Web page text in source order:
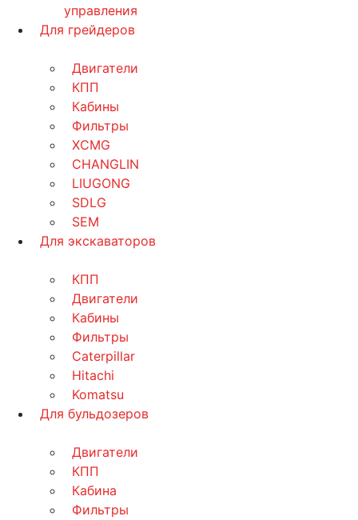
управления
Для грейдеров
Двигатели
КПП
Кабины
Фильтры
XCMG
CHANGLIN
LIUGONG
SDLG
SEM
Для экскаваторов
КПП
Двигатели
Кабины
Фильтры
Caterpillar
Hitachi
Komatsu
Для бульдозеров
Двигатели
КПП
Кабина
Фильтры